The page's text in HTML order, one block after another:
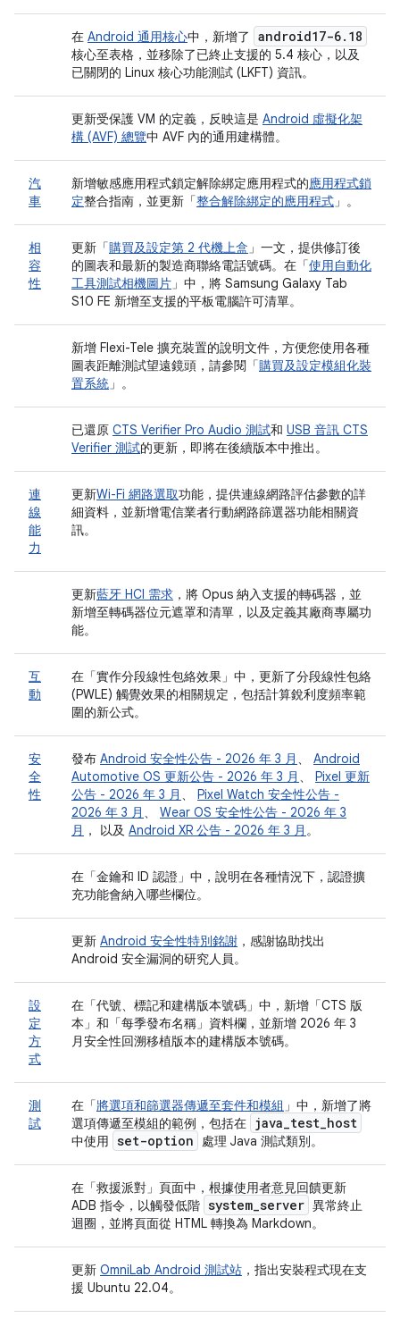
在 Android 通用核心中，新增了 android17-6. 18
核心至表格，並移除了已終止支援的 5.4 核心，以及
已關閉的 Linux 核心功能測試 (LKFT) 資訊。
更新受保護 VM 的定義，反映這是 Android 虛擬化架
構 (AVF) 總覽中 AVF 內的通用建構體。
汽
車
新增敏感應用程式鎖定解除綁定應用程式的應用程式鎖
定整合指南，並更新「整合解除綁定的應用程式 」。
相
容
性
更新「購買及設定第 2 代機上盒 」一文，提供修訂後
的圖表和最新的製造商聯絡電話號碼。在「使用自動化
工具測試相機圖片 」中，將 Samsung Galaxy Tab
S10 FE 新增至支援的平板電腦許可清單。
新增 Flexi-Tele 擴充裝置的說明文件，方便您使用各種
圖表距離測試望遠鏡頭，請參閱「購買及設定模組化裝
置系統 」。
已還原 CTS Verifier Pro Audio 測試和 USB 音訊 CTS
Verifier 測試的更新，即將在後續版本中推出。
連
線
能
力
更新Wi-Fi 網路選取功能，提供連線網路評估參數的詳
細資料，並新增電信業者行動網路篩選器功能相關資
訊。
更新藍牙 HCI 需求 ，將 Opus 納入支援的轉碼器，並
新增至轉碼器位元遮罩和清單，以及定義其廠商專屬功
能。
互
動
在「實作分段線性包絡效果」 中，更新了分段線性包絡
(PWLE) 觸覺效果的相關規定，包括計算銳利度頻率範
圍的新公式。
安
全
性
發布 Android 安全性公告 - 2026 年 3 月 、 Android
Automotive OS 更新公告 - 2026 年 3 月 、 Pixel 更新
公告 - 2026 年 3 月 、 Pixel Watch 安全性公告 -
2026 年 3 月 、 Wear OS 安全性公告 - 2026 年 3
月 ， 以及 Android XR 公告 - 2026 年 3 月 。
在「金鑰和 ID 認證」 中，說明在各種情況下，認證擴
充功能會納入哪些欄位。
更新 Android 安全性特別銘謝 ，感謝協助找出
Android 安全漏洞的研究人員。
設
定
方
式
在「代號、標記和建構版本號碼」 中，新增「CTS 版
本」 和「每季發布名稱」 資料欄，並新增 2026 年 3
月安全性回溯移植版本的建構版本號碼。
測
試
在「將選項和篩選器傳遞至套件和模組 」中，新增了將
選項傳遞至模組的範例，包括在 java_test_host
中使用 set-option 處理 Java 測試類別。
在「救援派對」 頁面中，根據使用者意見回饋更新
ADB 指令，以觸發低階 system_server 異常終止
迴圈，並將頁面從 HTML 轉換為 Markdown。
更新 OmniLab Android 測試站 ，指出安裝程式現在支
援 Ubuntu 22.04。